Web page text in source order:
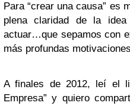
Para “crear una causa” es
plena claridad de la
actuar…que sepamos con
más profundas
A finales de 2012, leí el
Empresa” y quiero